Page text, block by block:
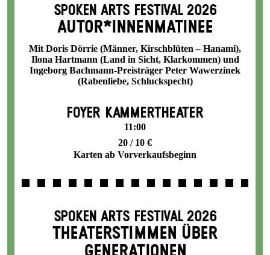
SPOKEN ARTS FESTIVAL 2026
AUTOR*INNENMATINEE
Mit Doris Dörrie (Männer, Kirschblüten – Hanami),
Ilona Hartmann (Land in Sicht, Klarkommen) und
Ingeborg Bachmann-Preisträger Peter Wawerzinek
(Rabenliebe, Schluckspecht)
FOYER KAMMERTHEATER
11:00
20 / 10 €
Karten ab Vorverkaufsbeginn
SPOKEN ARTS FESTIVAL 2026
THEATERSTIMMEN ÜBER